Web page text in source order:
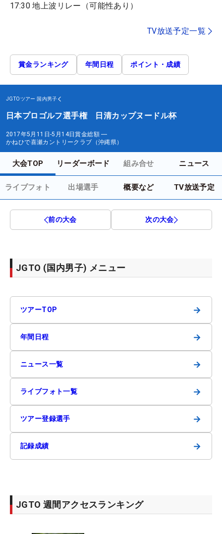
17:30 地上波リレー（可能性あり）
TV放送予定一覧
賞金ランキング 年間日程 ポイント・成績
JGTOツアー 国内男子
日本プロゴルフ選手権 日清カップヌードル杯
2017年5月11日-5月14日賞金総額 ―
かねひで喜瀬カントリークラブ（沖縄県）
大会TOP リーダーボード 組み合せ ニュース
ライブフォト 出場選手 概要など TV放送予定
前の大会 次の大会
JGTO (国内男子) メニュー
ツアーTOP →
年間日程 →
ニュース一覧 →
ライブフォト一覧 →
ツアー登録選手 →
記録成績 →
JGTO 週間アクセスランキング